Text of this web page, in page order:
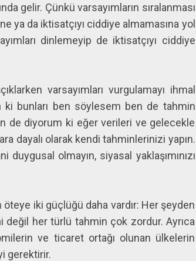
gelir. Çünkü varsayımların sıralanması
ya da iktisatçıyı ciddiye almamasına yol
dinlemeyip de iktisatçıyı ciddiye
varsayımları vurgulamayı ihmal
ki bunları ben söylesem ben de tahmin
de diyorum ki eğer verileri ve gelecekle
dayalı olarak kendi tahminlerinizi yapın.
duygusal olmayın, siyasal yaklaşımınızı
iki güçlüğü daha vardır: Her şeyden
her türlü tahmin çok zordur. Ayrıca
ve ticaret ortağı olunan ülkelerin
gerektirir.